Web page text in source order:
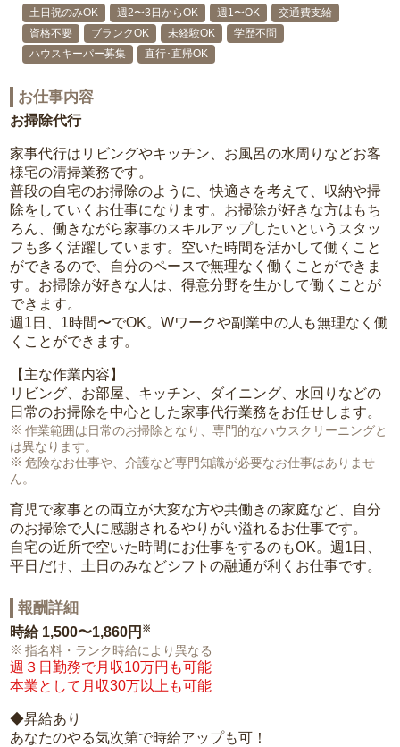
土日祝のみOK 週2〜3日からOK 週1〜OK
交通費支給
資格不要
ブランクOK 未経験OK
学歴不問
ハウスキーパー募集
直行･直帰OK
お仕事内容
お掃除代行
家事代行はリビングやキッチン、お風呂の水周りなどお客
様宅の清掃業務です。
普段の自宅のお掃除のように、快適さを考えて、収納や掃
除をしていくお仕事になります。お掃除が好きな方はもち
ろん、働きながら家事のスキルアップしたいというスタッ
フも多く活躍しています。空いた時間を活かして働くこと
ができるので、自分のペースで無理なく働くことができま
す。お掃除が好きな人は、得意分野を生かして働くことが
できます。
週1日、1時間〜でOK。Wワークや副業中の人も無理なく働
くことができます。
【主な作業内容】
リビング、お部屋、キッチン、ダイニング、水回りなどの
日常のお掃除を中心とした家事代行業務をお任せします。
作業範囲は日常のお掃除となり、専門的なハウスクリーニングと
は異なります。
危険なお仕事や、介護など専門知識が必要なお仕事はありませ
ん。
育児で家事との両立が大変な方や共働きの家庭など、自分
のお掃除で人に感謝されるやりがい溢れるお仕事です。
自宅の近所で空いた時間にお仕事をするのもOK。週1日、
平日だけ、土日のみなどシフトの融通が利くお仕事です。
報酬詳細
時給 1,500〜1,860円 ※
指名料・ランク時給により異なる
週３日勤務で月収10万円も可能
本業として月収30万以上も可能
◆昇給あり
あなたのやる気次第で時給アップも可！